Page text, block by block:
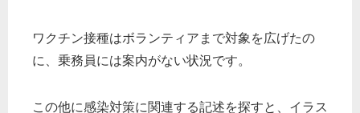
ワクチン接種はボランティアまで対象を広げたの
に、乗務員には案内がない状況です。
この他に感染対策に関連する記述を探すと、イラス